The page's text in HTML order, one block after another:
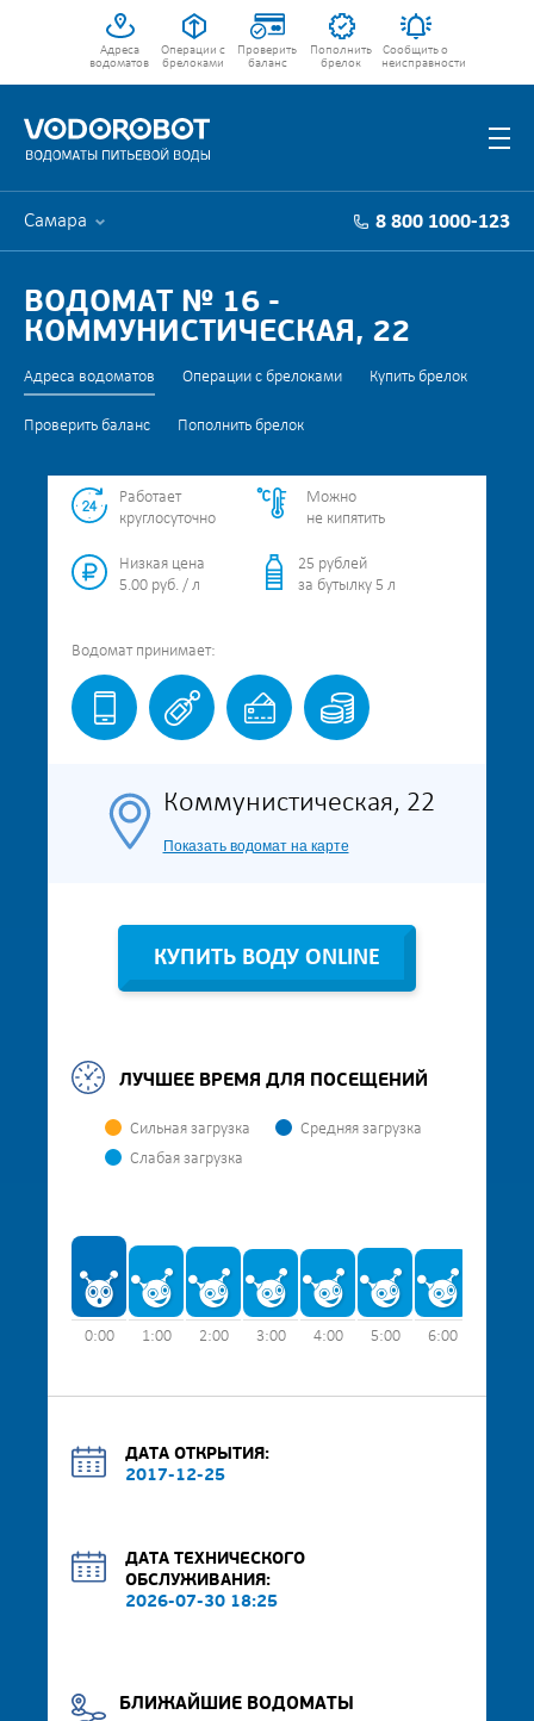
Адреса
водоматов
Операции с
брелоками
Проверить
баланс
Пополнить
брелок
Сообщить о
неисправности
Самара 8 800 1000-123
ВОДОМАТ № 16 -
КОММУНИСТИЧЕСКАЯ, 22
Адреса водоматов Операции с брелоками Купить брелок
Проверить баланс Пополнить брелок
Работает
круглосуточно
Можно
не кипятить
Низкая цена
5.00 руб. / л
25 рублей
за бутылку 5 л
Водомат принимает:
Коммунистическая, 22
Показать водомат на карте
КУПИТЬ ВОДУ ONLINE
ЛУЧШЕЕ ВРЕМЯ ДЛЯ ПОСЕЩЕНИЙ
Сильная загрузка
Средняя загрузка
Слабая загрузка
0:00 1:00 2:00 3:00 4:00 5:00 6:00
ДАТА ОТКРЫТИЯ:
2017-12-25
ДАТА ТЕХНИЧЕСКОГО
ОБСЛУЖИВАНИЯ:
2026-07-30 18:25
БЛИЖАЙШИЕ ВОДОМАТЫ